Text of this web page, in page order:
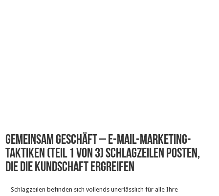
Gemeinsam Geschäft – E-Mail-Marketing-
Taktiken (Teil 1 von 3) Schlagzeilen posten,
die Die Kundschaft ergreifen
Schlagzeilen befinden sich vollends unerlässlich für alle Ihre